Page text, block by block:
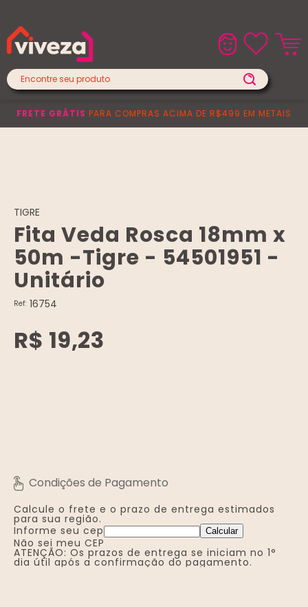
FRETE GRÁTIS PARA COMPRAS ACIMA DE R$499 EM METAIS
TIGRE
Fita Veda Rosca 18mm x
50m -Tigre - 54501951 -
Unitário
Ref: 16754
R$ 19,23
Calcule o frete e o prazo de entrega estimados
para sua região.
Informe seu cep
Calcular
Não sei meu CEP
ATENÇÃO: Os prazos de entrega se iniciam no 1°
dia útil após a confirmação do pagamento.